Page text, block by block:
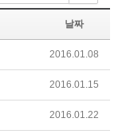
날짜
2016.01.08
2016.01.15
2016.01.22